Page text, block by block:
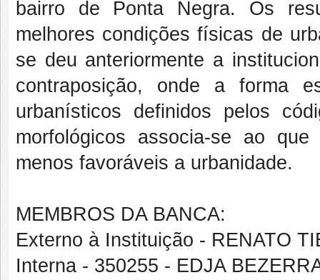
bairro de Ponta Negra. Os
melhores condições físicas de
se deu anteriormente a
contraposição, onde a forma
urbanísticos definidos pelos
morfológicos associa-se ao
menos favoráveis a urbanidade.
MEMBROS DA BANCA:
Externo à Instituição - RENATO
Interna - 350255 - EDJA